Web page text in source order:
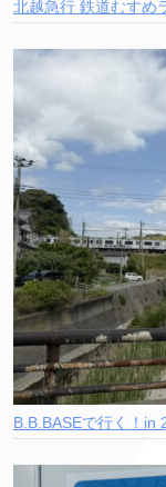
北越急行 鉄道むすめ
B.B.BASEで行く！in